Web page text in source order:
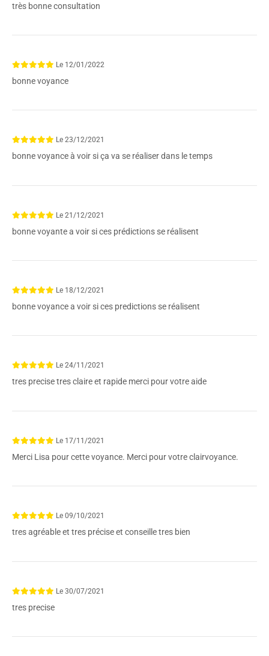
très bonne consultation
Le 12/01/2022
bonne voyance
Le 23/12/2021
bonne voyance à voir si ça va se réaliser dans le temps
Le 21/12/2021
bonne voyante a voir si ces prédictions se réalisent
Le 18/12/2021
bonne voyance a voir si ces predictions se réalisent
Le 24/11/2021
tres precise tres claire et rapide merci pour votre aide
Le 17/11/2021
Merci Lisa pour cette voyance. Merci pour votre clairvoyance.
Le 09/10/2021
tres agréable et tres précise et conseille tres bien
Le 30/07/2021
tres precise